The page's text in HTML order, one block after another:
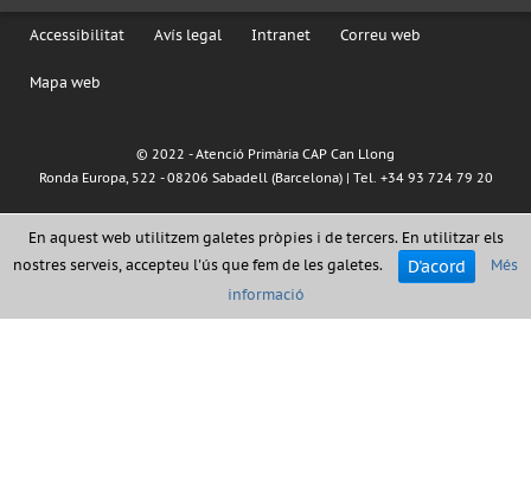
Accessibilitat Avís legal Intranet Correu web
Mapa web
© 2022 - Atenció Primària CAP Can Llong
Ronda Europa, 522 - 08206 Sabadell (Barcelona) | Tel. +34 93 724 79 20
En aquest web utilitzem galetes pròpies i de tercers. En utilitzar els
nostres serveis, accepteu l'ús que fem de les galetes.
D'acord
Més
informació